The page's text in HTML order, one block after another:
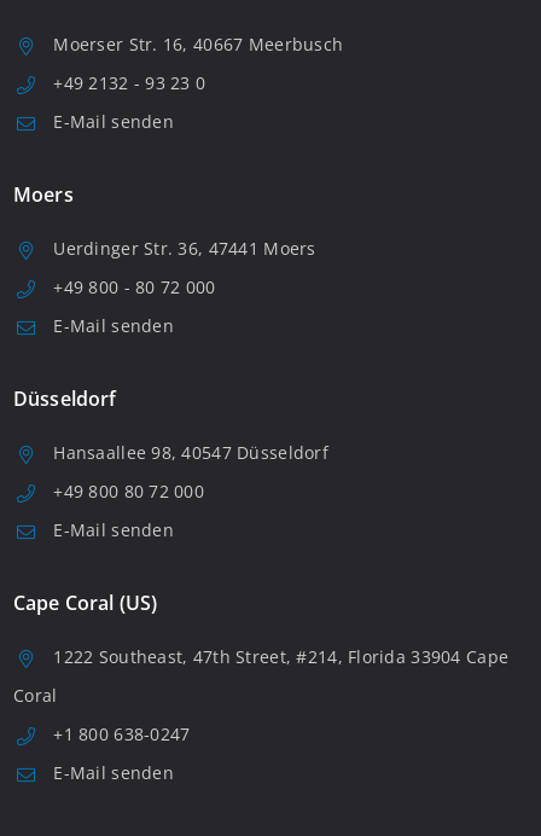
Moerser Str. 16, 40667 Meerbusch
+49 2132 - 93 23 0
E-Mail senden
Moers
Uerdinger Str. 36, 47441 Moers
+49 800 - 80 72 000
E-Mail senden
Düsseldorf
Hansaallee 98, 40547 Düsseldorf
+49 800 80 72 000
E-Mail senden
Cape Coral (US)
1222 Southeast, 47th Street, #214, Florida 33904 Cape
Coral
+1 800 638-0247
E-Mail senden